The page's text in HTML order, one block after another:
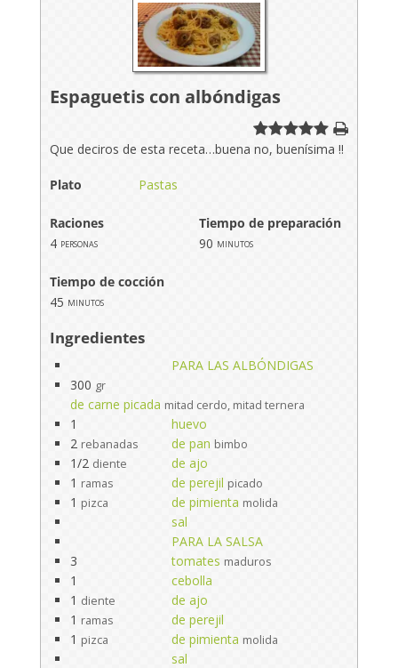
Espaguetis con albóndigas
Que deciros de esta receta…buena no, buenísima !!
Plato Pastas
Raciones
Tiempo de preparación
4 personas 90 minutos
Tiempo de cocción
45 minutos
Ingredientes
PARA LAS ALBÓNDIGAS
300 gr
de carne picada mitad cerdo, mitad ternera
1
huevo
2 rebanadas de pan bimbo
1/2 diente
de ajo
1 ramas de perejil picado
1 pizca de pimienta molida
sal
PARA LA SALSA
3
tomates maduros
1
cebolla
1 diente
de ajo
1 ramas
de perejil
1 pizca de pimienta molida
sal